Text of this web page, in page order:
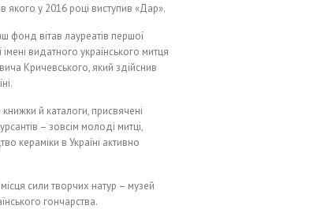
якого у 2016 році виступив «Дар».
фонд вітав лауреатів першої
імені видатного українського митця
Кричевського, який здійснив
й каталоги, присвячені
– зовсім молоді митці,
кераміки в Україні активно
сили творчих натур – музей
гончарства.